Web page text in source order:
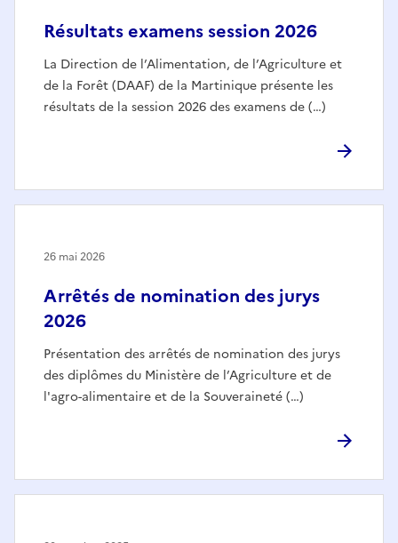
Résultats examens session 2026
La Direction de l’Alimentation, de l’Agriculture et
de la Forêt (DAAF) de la Martinique présente les
résultats de la session 2026 des examens de (…)
Arrêtés de nomination des jurys
2026
Présentation des arrêtés de nomination des jurys
des diplômes du Ministère de l’Agriculture et de
l'agro-alimentaire et de la Souveraineté (…)
26 mai 2026